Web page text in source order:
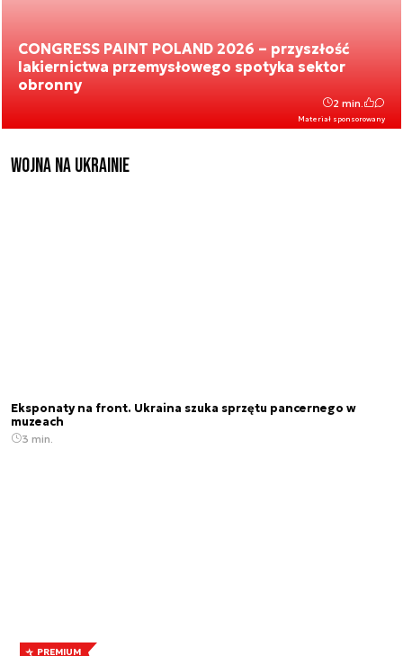
CONGRESS PAINT POLAND 2026 – przyszłość
lakiernictwa przemysłowego spotyka sektor
obronny
Materiał sponsorowany
2 min.
Wojna na Ukrainie
Eksponaty na front. Ukraina szuka sprzętu pancernego w
muzeach
3 min.
PREMIUM